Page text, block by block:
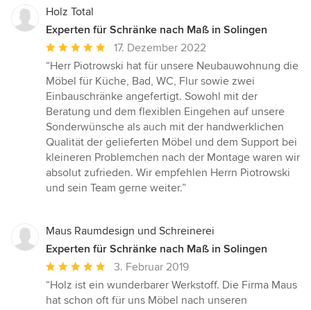
Holz Total
Experten für Schränke nach Maß in Solingen
Durchschnittliche
Bewertung:
5
von
5
Sternen
17. Dezember 2022
“Herr Piotrowski hat für unsere Neubauwohnung die
Möbel für Küche, Bad, WC, Flur sowie zwei
Einbauschränke angefertigt. Sowohl mit der
Beratung und dem flexiblen Eingehen auf unsere
Sonderwünsche als auch mit der handwerklichen
Qualität der gelieferten Möbel und dem Support bei
kleineren Problemchen nach der Montage waren wir
absolut zufrieden. Wir empfehlen Herrn Piotrowski
und sein Team gerne weiter.”
Maus Raumdesign und Schreinerei
Experten für Schränke nach Maß in Solingen
Durchschnittliche
Bewertung:
5
3. Februar 2019
“Holz ist ein wunderbarer Werkstoff. Die Firma Maus
hat schon oft für uns Möbel nach unseren